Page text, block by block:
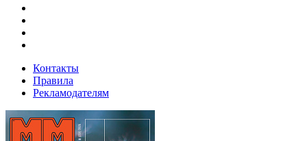
Контакты
Правила
Рекламодателям